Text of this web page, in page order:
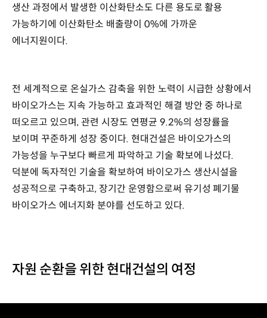
생산 과정에서 발생한 이산화탄소도 다른 용도로 활용
가능하기에 이산화탄소 배출량이 0%에 가까운
에너지원이다.
전 세계적으로 온실가스 감축을 위한 노력이 시급한 상황에서
바이오가스는 지속 가능하고 효과적인 해결 방안 중 하나로
떠오르고 있으며, 관련 시장도 연평균 9.2%의 성장률을
보이며 꾸준하게 성장 중이다. 현대건설은 바이오가스의
가능성을 누구보다 빠르게 파악하고 기술 확보에 나섰다.
덕분에 독자적인 기술을 확보하여 바이오가스 생산시설을
성공적으로 구축하고, 장기간 운영함으로써 유기성 폐기물
바이오가스 에너지화 분야를 선도하고 있다.
자원 순환을 위한 현대건설의 여정